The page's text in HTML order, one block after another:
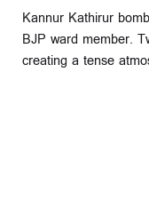
Kannur Kathirur
BJP ward member.
creating a tense